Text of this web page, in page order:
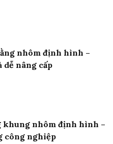
nhôm định hình –
dễ nâng cấp
khung nhôm định hình –
công nghiệp